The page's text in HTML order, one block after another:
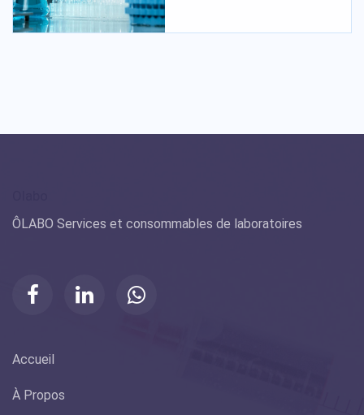
ÔLABO Services et consommables de laboratoires
Accueil
À Propos